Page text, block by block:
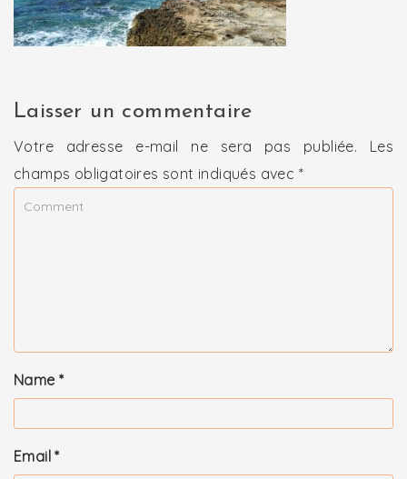
Laisser un commentaire
Votre adresse e-mail ne sera pas publiée.
Les
champs obligatoires sont indiqués avec *
Name *
Email*